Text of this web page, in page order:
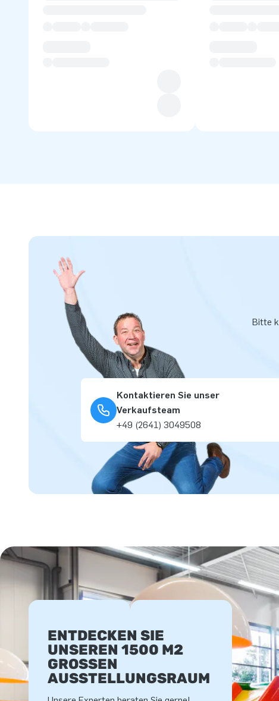
Bitte
Kontaktieren Sie unser
Verkaufsteam
+49 (2641) 3049508
ENTDECKEN SIE
UNSEREN 1500 M2
GROSSEN A
USSTELLUNGSRAUM